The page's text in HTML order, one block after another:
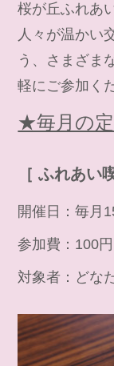
桜が丘ふれあ
人々が温かい
う、さまざま
軽にご参加く
★毎月の
［ ふれあい
開催日：毎月
参加費：100
対象者：どな